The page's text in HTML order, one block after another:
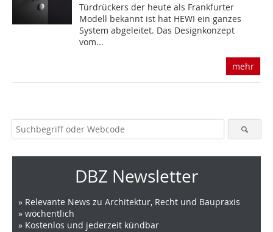
Türdrückers der heute als Frankfurter
Modell bekannt ist hat HEWI ein ganzes
System abgeleitet. Das Designkonzept
vom...
mehr
DBZ Newsletter
» Relevante News zu Architektur, Recht und Baupraxis
» wöchentlich
» Kostenlos und jederzeit kündbar